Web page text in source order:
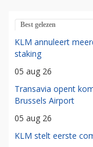
Best gelezen
KLM annuleert
staking
05 aug 26
Transavia opent
Brussels Airport
05 aug 26
KLM stelt eerste